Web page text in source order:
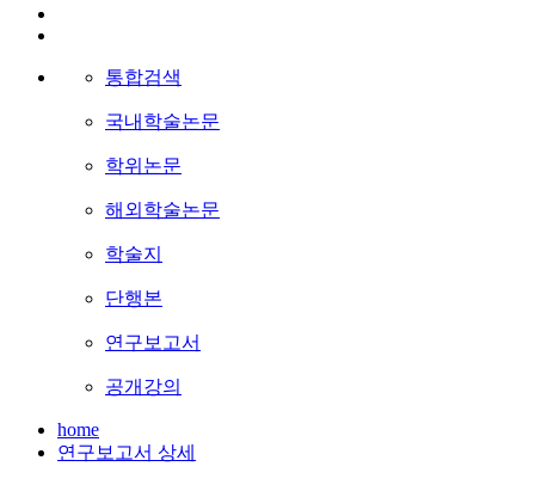
통합검색
국내학술논문
학위논문
해외학술논문
학술지
단행본
연구보고서
공개강의
home
연구보고서 상세